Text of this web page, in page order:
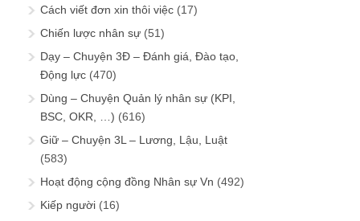
Cách viết đơn xin thôi việc (17)
Chiến lược nhân sự (51)
Dạy – Chuyện 3Đ – Đánh giá, Đào tạo,
Động lực (470)
Dùng – Chuyện Quản lý nhân sự (KPI,
BSC, OKR, …) (616)
Giữ – Chuyện 3L – Lương, Lậu, Luật
(583)
Hoạt động cộng đồng Nhân sự Vn (492)
Kiếp người (16)